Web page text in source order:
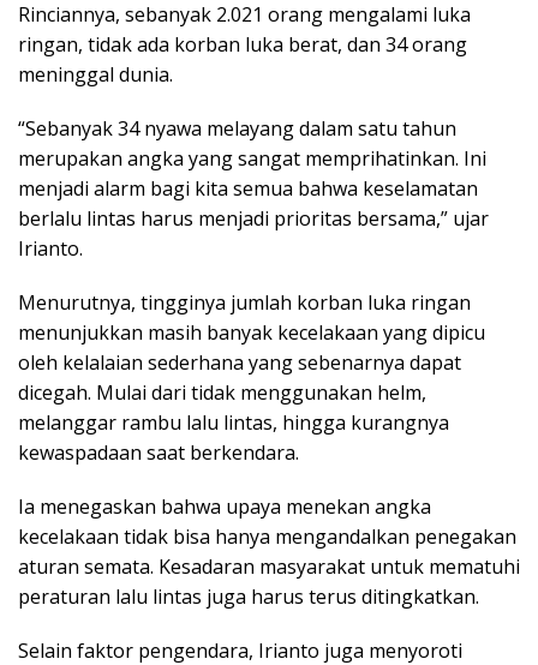
Rinciannya, sebanyak 2.021 orang mengalami luka
ringan, tidak ada korban luka berat, dan 34 orang
meninggal dunia.
“Sebanyak 34 nyawa melayang dalam satu tahun
merupakan angka yang sangat memprihatinkan. Ini
menjadi alarm bagi kita semua bahwa keselamatan
berlalu lintas harus menjadi prioritas bersama,” ujar
Irianto.
Menurutnya, tingginya jumlah korban luka ringan
menunjukkan masih banyak kecelakaan yang dipicu
oleh kelalaian sederhana yang sebenarnya dapat
dicegah. Mulai dari tidak menggunakan helm,
melanggar rambu lalu lintas, hingga kurangnya
kewaspadaan saat berkendara.
Ia menegaskan bahwa upaya menekan angka
kecelakaan tidak bisa hanya mengandalkan penegakan
aturan semata. Kesadaran masyarakat untuk mematuhi
peraturan lalu lintas juga harus terus ditingkatkan.
Selain faktor pengendara, Irianto juga menyoroti